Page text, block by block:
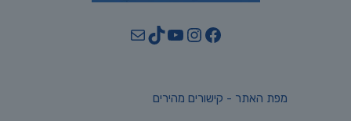
Facebook
Instagram
YouTube
TikTok
Mail
מפת האתר - קישורים מהירים